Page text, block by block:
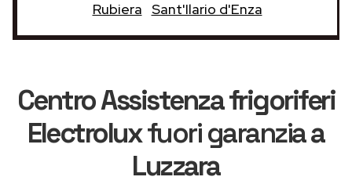
Rubiera Sant'Ilario d'Enza
Centro Assistenza frigoriferi
Electroluxfuori garanziaa
Luzzara